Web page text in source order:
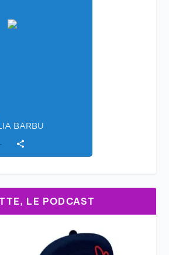
LE PODCAST